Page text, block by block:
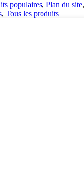
populaires, Plan du site,
, Tous les produits